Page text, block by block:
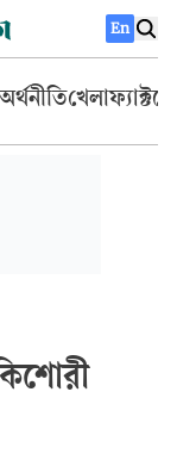
En
অর্থনীতিখেলা